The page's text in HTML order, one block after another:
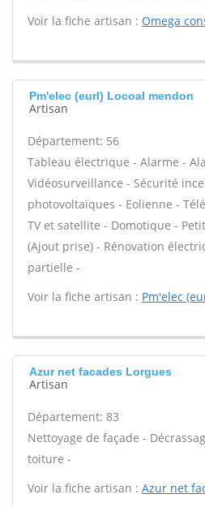
Voir la fiche artisan : Omega
Pm'elec (eurl) Locoal mendon
Artisan
Département: 56
Tableau électrique - Alarme -
Vidéosurveillance - Sécurité
photovoltaïques - Eolienne -
TV et satellite - Domotique -
(Ajout prise) - Rénovation
partielle -
Voir la fiche artisan : Pm'elec
Azur net facades Lorgues
Artisan
Département: 83
Nettoyage de façade -
toiture -
Voir la fiche artisan : Azur net